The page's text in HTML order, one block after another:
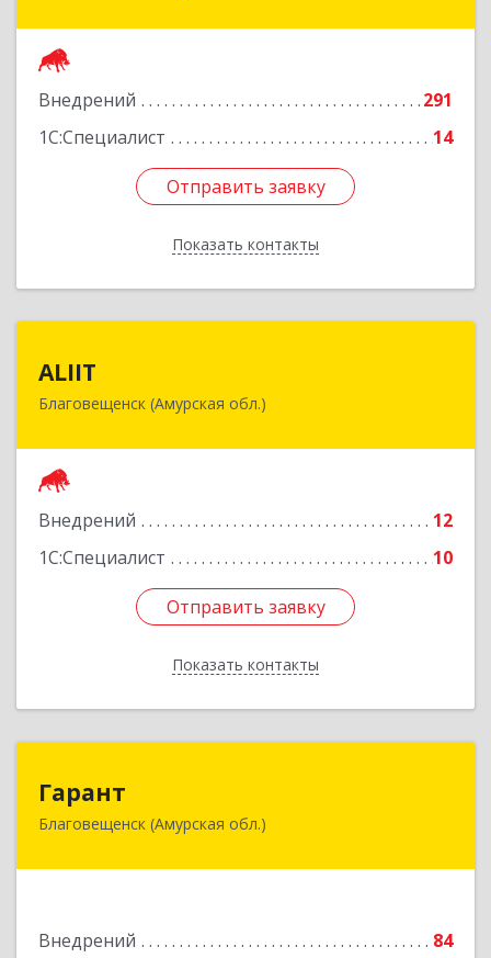
Внедрений
291
1С:Специалист
14
Отправить заявку
Показать контакты
Отправить заявку
Назад
ALIIT
Благовещенск (Амурская обл.)
Внедрений
12
1С:Специалист
10
Отправить заявку
Показать контакты
675002, Амурская обл, Благовещенск г,
Отправить заявку
Назад
Гарант
Благовещенск (Амурская обл.)
Внедрений
84
675000, Амурская обл, Благовещенск г, Ленина